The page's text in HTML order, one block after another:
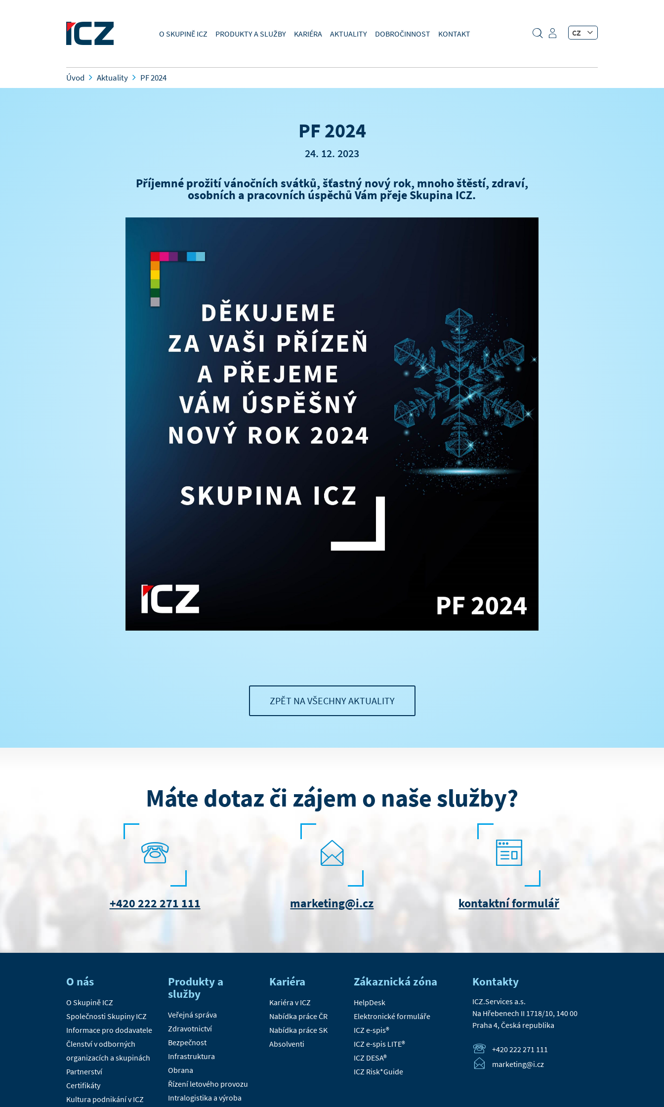
CZ
O SKUPINĚ ICZ PRODUKTY A SLUŽBY KARIÉRA AKTUALITY DOBROČINNOST KONTAKT
Úvod Aktuality PF 2024
PF 2024
24. 12. 2023
Příjemné prožití vánočních svátků, šťastný nový rok, mnoho štěstí, zdraví,
osobních a pracovních úspěchů Vám přeje Skupina ICZ.
ZPĚT NA VŠECHNY AKTUALITY
Máte dotaz či zájem o naše služby?
+420 222 271 111 marketing@i.cz kontaktní formulář
O nás
O Skupině ICZ
Společnosti Skupiny ICZ
Informace pro dodavatele
Členství v odborných
organizacích a skupinách
Partnerství
Certifikáty
Kultura podnikání v ICZ
Produkty a
služby
Veřejná správa
Zdravotnictví
Bezpečnost
Infrastruktura
Obrana
Řízení letového provozu
Intralogistika a výroba
Kariéra
Kariéra v ICZ
Nabídka práce ČR
Nabídka práce SK
Absolventi
Zákaznická zóna
HelpDesk
Elektronické formuláře
ICZ e-spis®
ICZ e-spis LITE®
ICZ DESA®
ICZ Risk*Guide
Kontakty
ICZ.Services a.s.
Na Hřebenech II 1718/10, 140 00
Praha 4, Česká republika
+420 222 271 111
marketing@i.cz